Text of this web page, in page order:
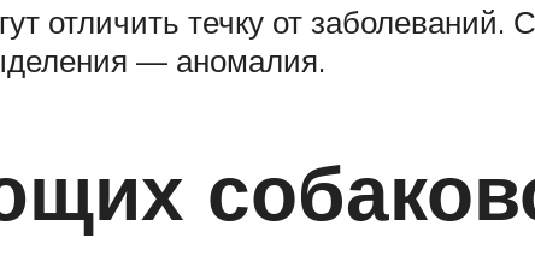
отличить течку от заболеваний.
— аномалия.